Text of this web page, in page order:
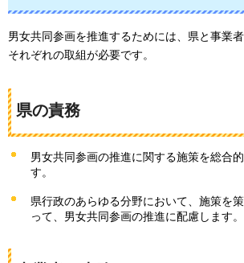
男女共同参画を推進するためには、県と事業
それぞれの取組が必要です。
県の責務
男女共同参画の推進に関する施策を総合
す。
県行政のあらゆる分野において、施策を
って、男女共同参画の推進に配慮します。